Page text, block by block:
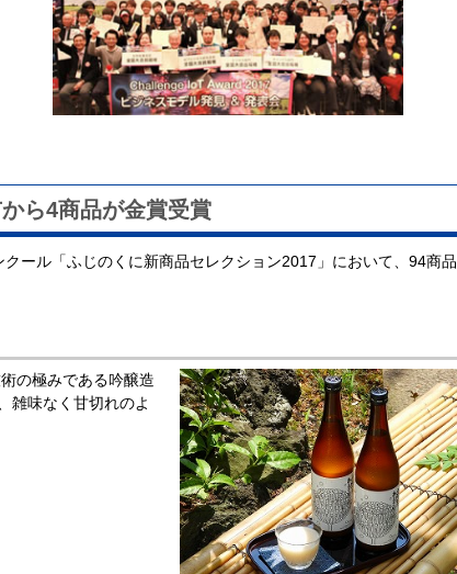
ら4商品が金賞受賞
ール「ふじのくに新商品セレクション2017」において、94商品
の極みである吟醸造
雑味なく甘切れのよ